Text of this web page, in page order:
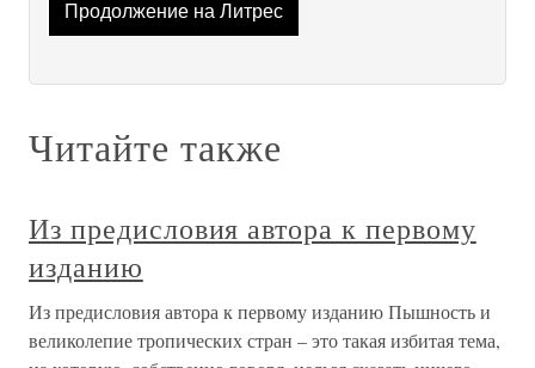
Продолжение на Литрес
Читайте также
Из предисловия автора к первому
изданию
Из предисловия автора к первому изданию Пышность и
великолепие тропических стран – это такая избитая тема,